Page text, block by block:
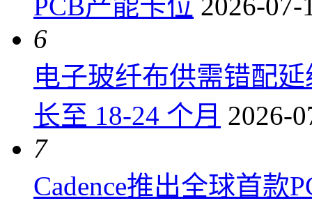
PCB产能卡位 2026-07-
6
电子玻纤布供需错配
长至 18-24 个月 2026-
7
Cadence推出全球首款